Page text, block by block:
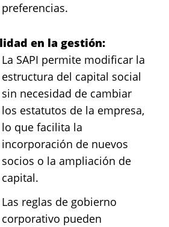
preferencias.
en la gestión:
La SAPI permite modificar la
estructura del capital social
sin necesidad de cambiar
los estatutos de la empresa,
lo que facilita la
incorporación de nuevos
socios o la ampliación de
capital.
Las reglas de gobierno
corporativo pueden